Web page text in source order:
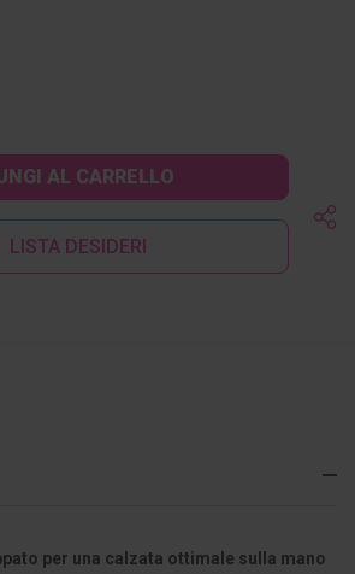
LISTA DESIDERI
per una calzata ottimale sulla mano